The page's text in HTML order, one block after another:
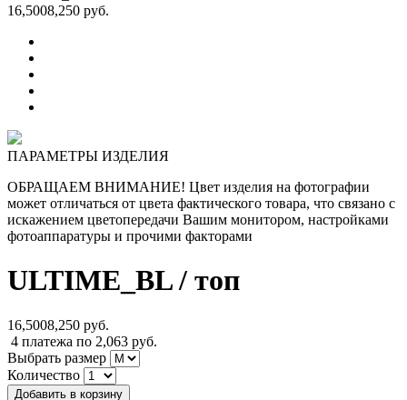
16,5008,250 руб.
ПАРАМЕТРЫ ИЗДЕЛИЯ
ОБРАЩАЕМ ВНИМАНИЕ! Цвет изделия на фотографии
может отличаться от цвета фактического товара, что связано с
искажением цветопередачи Вашим монитором, настройками
фотоаппаратуры и прочими факторами
ULTIME_BL/ топ
16,5008,250 руб.
4 платежа по 2,063 руб.
Выбрать размер
Количество